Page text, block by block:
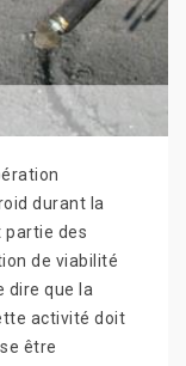
durant la
partie des
de viabilité
dire que la
activité doit
être